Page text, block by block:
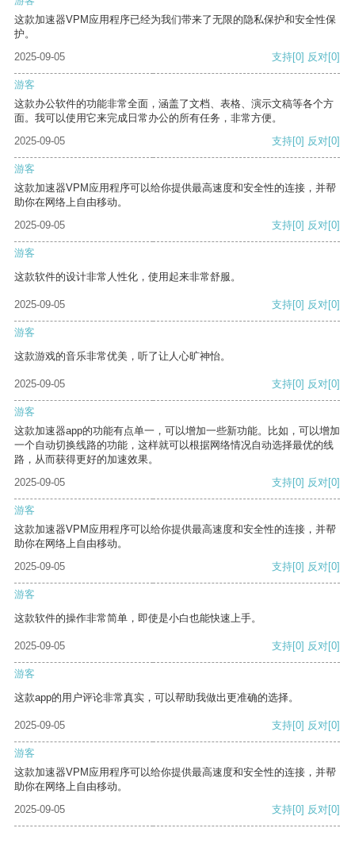
这款加速器VPM应用程序已经为我们带来了无限的隐私保护和安全性保
护。
2025-09-05
支持[0] 反对[0]
游客
这款办公软件的功能非常全面，涵盖了文档、表格、演示文稿等各个方
面。我可以使用它来完成日常办公的所有任务，非常方便。
2025-09-05
支持[0] 反对[0]
游客
这款加速器VPM应用程序可以给你提供最高速度和安全性的连接，并帮
助你在网络上自由移动。
2025-09-05
支持[0] 反对[0]
游客
这款软件的设计非常人性化，使用起来非常舒服。
2025-09-05 支持[0] 反对[0]
游客
这款游戏的音乐非常优美，听了让人心旷神怡。
2025-09-05 支持[0] 反对[0]
游客
这款加速器app的功能有点单一，可以增加一些新功能。比如，可以增加
一个自动切换线路的功能，这样就可以根据网络情况自动选择最优的线
路，从而获得更好的加速效果。
2025-09-05
支持[0] 反对[0]
游客
这款加速器VPM应用程序可以给你提供最高速度和安全性的连接，并帮
助你在网络上自由移动。
2025-09-05
支持[0] 反对[0]
游客
这款软件的操作非常简单，即使是小白也能快速上手。
2025-09-05 支持[0] 反对[0]
游客
这款app的用户评论非常真实，可以帮助我做出更准确的选择。
2025-09-05 支持[0] 反对[0]
游客
这款加速器VPM应用程序可以给你提供最高速度和安全性的连接，并帮
助你在网络上自由移动。
2025-09-05
支持[0] 反对[0]